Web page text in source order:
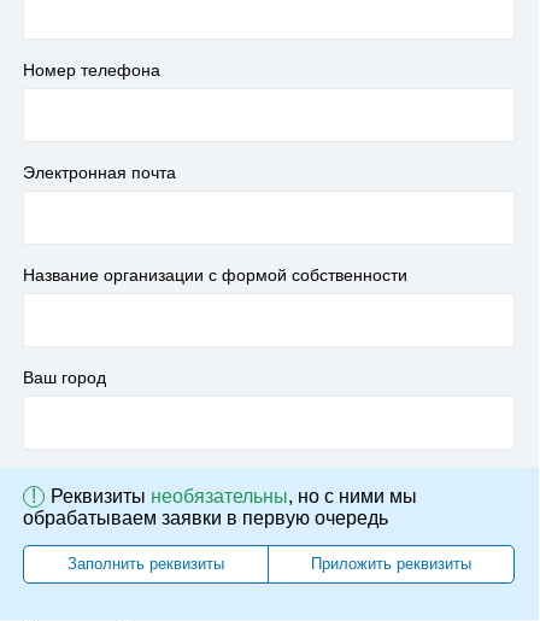
Номер телефона
Электронная почта
Название организации с формой собственности
Ваш город
! Реквизиты необязательны, но с ними мы
обрабатываем заявки в первую очередь
Заполнить реквизиты Приложить реквизиты